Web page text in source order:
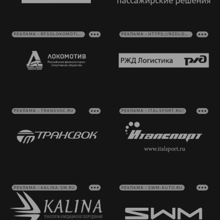
РЕКЛАМА • RFSOLOKOMOTIV.RU РЕКЛАМА • HTTPS://RZDLOG.RU/
РЕКЛАМА • TRANSVOC.RU РЕКЛАМА • ITALSPORT.RU/
РЕКЛАМА • KALINA-SM.RU РЕКЛАМА • SWM-AUTO.RU